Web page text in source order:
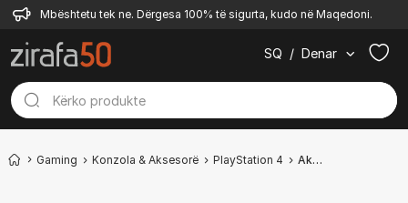
Mbështetu tek ne. Dërgesa 100% të sigurta, kudo në Maqedoni.
SQ / Denar
Gaming Konzola & Aksesorë PlayStation 4 Aksesorë